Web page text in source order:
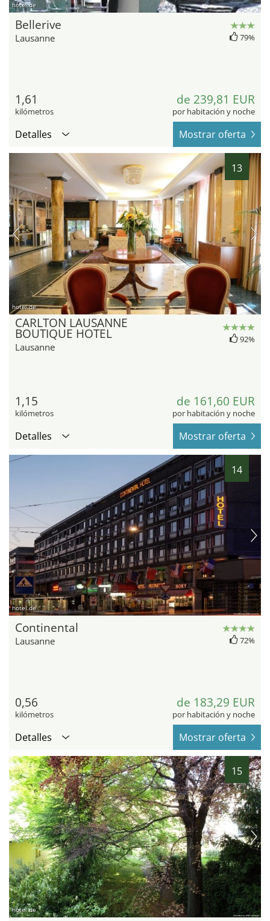
hotel.de
Bellerive
Lausanne 79%
1,61
kilómetros
de 239,81 EUR
por habitación y noche
Detalles Mostrar oferta
13
hotel.de
CARLTON LAUSANNE
BOUTIQUE HOTEL
Lausanne
92%
1,15
kilómetros
de 161,60 EUR
por habitación y noche
Detalles Mostrar oferta
14
hotel.de
Continental
Lausanne 72%
0,56
kilómetros
de 183,29 EUR
por habitación y noche
Detalles Mostrar oferta
15
hotel.de